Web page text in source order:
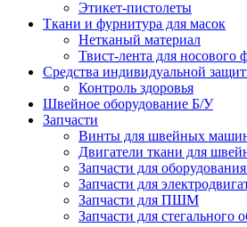
Этикет-пистолеты
Ткани и фурнитура для масок
Нетканый материал
Твист-лента для носового
Средства индивидуальной
Контроль здоровья
Швейное оборудование Б/У
Запчасти
Винты для швейных
Двигатели ткани для
Запчасти для
Запчасти для
Запчасти для ПШМ
Запчасти для стегального